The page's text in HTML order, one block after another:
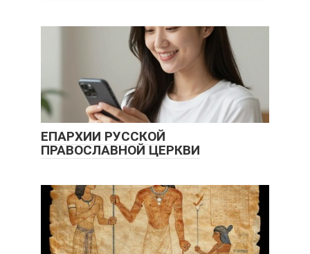
ЕПАРХИИ РУССКОЙ
ПРАВОСЛАВНОЙ ЦЕРКВИ